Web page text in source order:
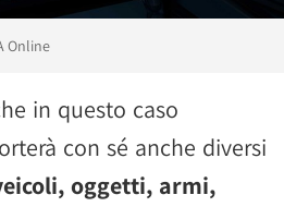
Online
in questo caso
con sé anche diversi
oggetti, armi,